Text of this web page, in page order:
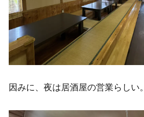
因みに、夜は居酒屋の営業らしい。